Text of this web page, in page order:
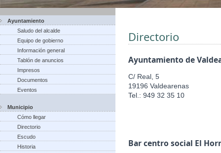
Ayuntamiento
Saludo del alcalde
Equipo de gobierno
Información general
Tablón de anuncios
Impresos
Documentos
Eventos
Municipio
Cómo llegar
Directorio
Escudo
Historia
Directorio
Ayuntamiento de
C/ Real, 5
19196 Valdearenas
Tel.: 949 32 35 10
Bar centro social El